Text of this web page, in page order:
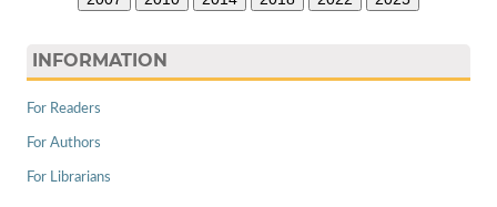
INFORMATION
For Readers
For Authors
For Librarians